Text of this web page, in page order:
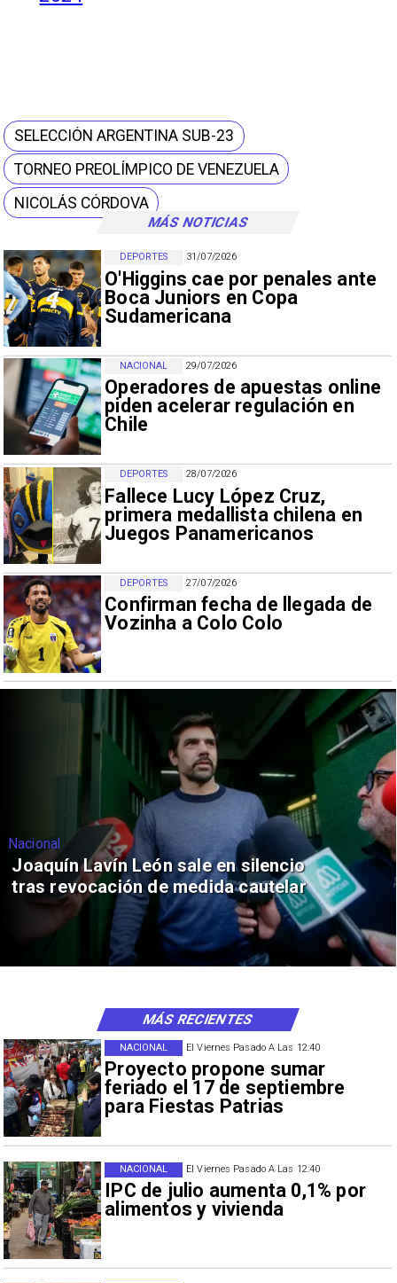
MÁS NOTICIAS
31/07/2026
O'Higgins cae por penales ante
Boca Juniors en Copa
Sudamericana
DEPORTES
29/07/2026
Operadores de apuestas online
piden acelerar regulación en
Chile
NACIONAL
28/07/2026
Fallece Lucy López Cruz,
primera medallista chilena en
Juegos Panamericanos
DEPORTES
27/07/2026
Confirman fecha de llegada de
Vozinha a Colo Colo
DEPORTES
SELECCIÓN ARGENTINA SUB-23
TORNEO PREOLÍMPICO DE VENEZUELA
NICOLÁS CÓRDOVA
Nacional
Joaquín Lavín León sale en silencio
tras revocación de medida cautelar
El Viernes Pasado A Las 12:40
Proyecto propone sumar
feriado el 17 de septiembre
para Fiestas Patrias
NACIONAL
El Viernes Pasado A Las 12:40
IPC de julio aumenta 0,1% por
alimentos y vivienda
NACIONAL
MÁS RECIENTES